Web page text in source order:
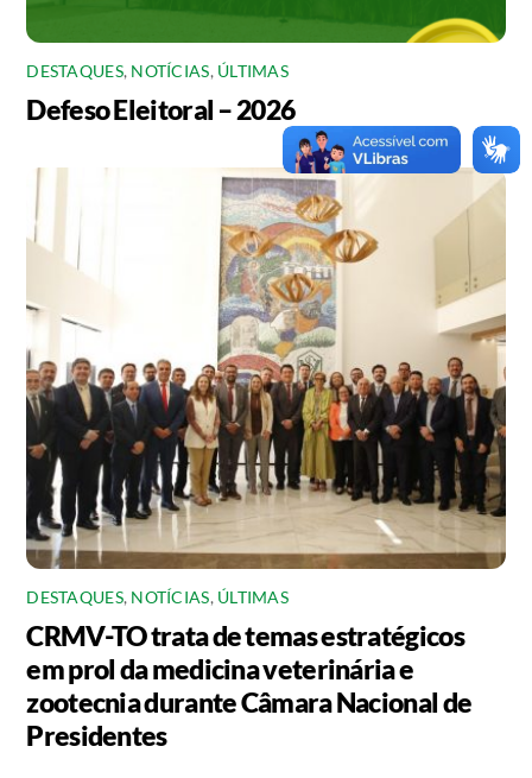
DESTAQUES, NOTÍCIAS, ÚLTIMAS
Defeso Eleitoral – 2026
DESTAQUES, NOTÍCIAS, ÚLTIMAS
CRMV-TO trata de temas estratégicos
em prol da medicina veterinária e
zootecnia durante Câmara Nacional de
Presidentes